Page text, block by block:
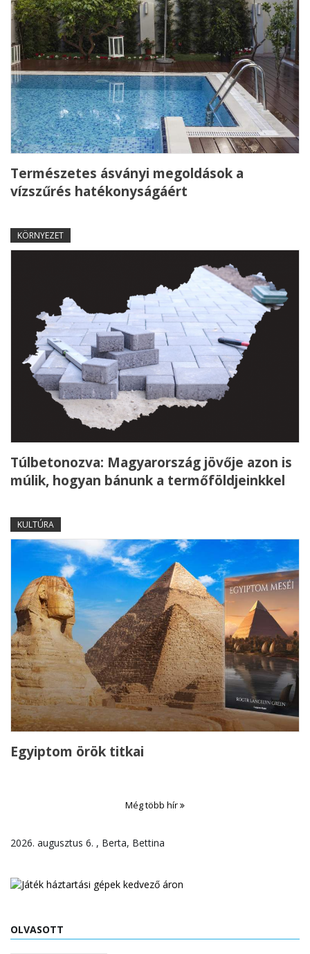
Természetes ásványi megoldások a
vízszűrés hatékonyságáért
KÖRNYEZET
Túlbetonozva: Magyarország jövője azon is
múlik, hogyan bánunk a termőföldjeinkkel
KULTÚRA
Egyiptom örök titkai
Még több hír
2026. augusztus 6. , Berta, Bettina
OLVASOTT